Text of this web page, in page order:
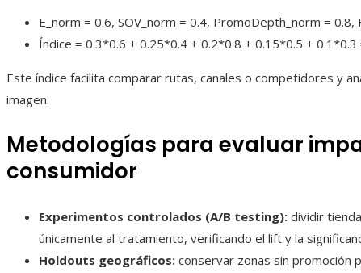
E_norm = 0.6, SOV_norm = 0.4, PromoDepth_norm = 0.8,
Índice = 0.3*0.6 + 0.25*0.4 + 0.2*0.8 + 0.15*0.5 + 0.1*0.3
Este índice facilita comparar rutas, canales o competidores y
imagen.
Metodologías para evaluar
consumidor
Experimentos controlados (A/B testing): dividir
únicamente al tratamiento, verificando el lift y la
Holdouts geográficos: conservar zonas sin promoción